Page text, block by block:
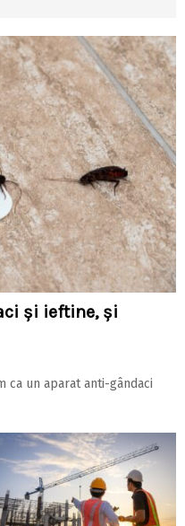
și ieftine, și
ca un aparat anti-gândaci